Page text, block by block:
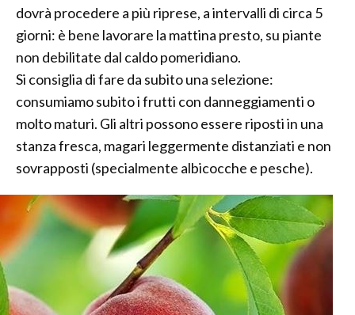
dovrà procedere a più riprese, a intervalli di circa 5
giorni: è bene lavorare la mattina presto, su piante
non debilitate dal caldo pomeridiano.
Si consiglia di fare da subito una selezione:
consumiamo subito i frutti con danneggiamenti o
molto maturi. Gli altri possono essere riposti in una
stanza fresca, magari leggermente distanziati e non
sovrapposti (specialmente albicocche e pesche).